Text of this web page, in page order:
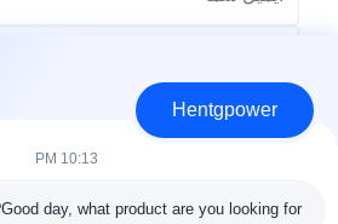
Hentgpower
10:13 PM
Good day, what product are you looking for?